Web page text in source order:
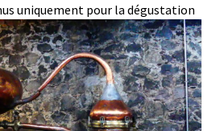
uniquement pour la dégustation